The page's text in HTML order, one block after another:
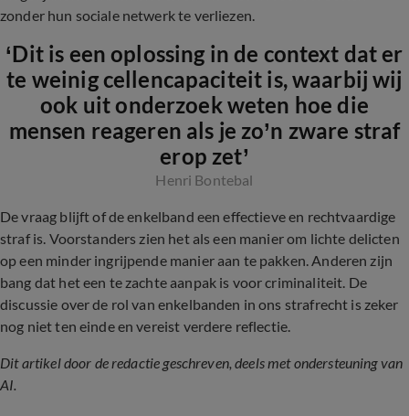
zonder hun sociale netwerk te verliezen.
‘Dit is een oplossing in de context dat er
te weinig cellencapaciteit is, waarbij wij
ook uit onderzoek weten hoe die
mensen reageren als je zo’n zware straf
erop zet’
Henri Bontebal
De vraag blijft of de enkelband een effectieve en rechtvaardige
straf is. Voorstanders zien het als een manier om lichte delicten
op een minder ingrijpende manier aan te pakken. Anderen zijn
bang dat het een te zachte aanpak is voor criminaliteit. De
discussie over de rol van enkelbanden in ons strafrecht is zeker
nog niet ten einde en vereist verdere reflectie.
Dit artikel door de redactie geschreven, deels met ondersteuning van
AI.